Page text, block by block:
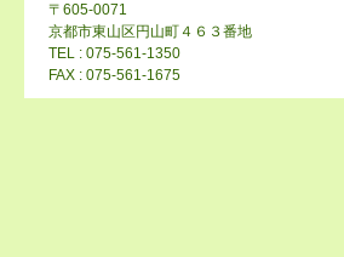
〒605-0071
京都市東山区円山町４６３番地
TEL : 075-561-1350
FAX : 075-561-1675